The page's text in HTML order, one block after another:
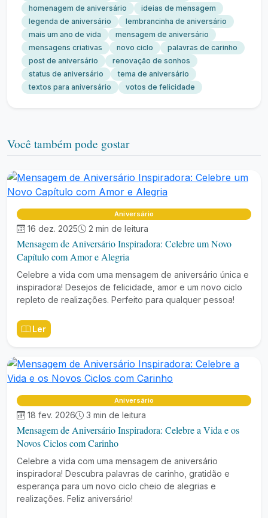
homenagem de aniversário
ideias de mensagem
legenda de aniversário
lembrancinha de aniversário
mais um ano de vida
mensagem de aniversário
mensagens criativas
novo ciclo
palavras de carinho
post de aniversário
renovação de sonhos
status de aniversário
tema de aniversário
textos para aniversário
votos de felicidade
Você também pode gostar
Aniversário
16 dez. 2025 2 min de leitura
Mensagem de Aniversário Inspiradora: Celebre um Novo
Capítulo com Amor e Alegria
Celebre a vida com uma mensagem de aniversário única e
inspiradora! Desejos de felicidade, amor e um novo ciclo
repleto de realizações. Perfeito para qualquer pessoa!
Ler
Aniversário
18 fev. 2026 3 min de leitura
Mensagem de Aniversário Inspiradora: Celebre a Vida e os
Novos Ciclos com Carinho
Celebre a vida com uma mensagem de aniversário
inspiradora! Descubra palavras de carinho, gratidão e
esperança para um novo ciclo cheio de alegrias e
realizações. Feliz aniversário!